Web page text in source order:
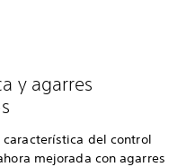
y agarres
del control
mejorada con agarres